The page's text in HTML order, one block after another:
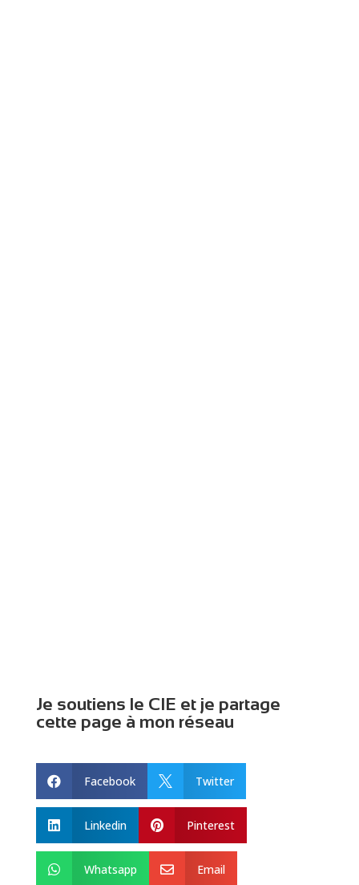
Je soutiens le CIE et je partage
cette page à mon réseau
 Facebook  Twitter
 Linkedin  Pinterest
 Whatsapp  Email